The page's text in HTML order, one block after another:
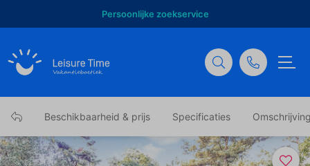
Persoonlijke zoekservice
Beschikbaarheid & prijs Specificaties